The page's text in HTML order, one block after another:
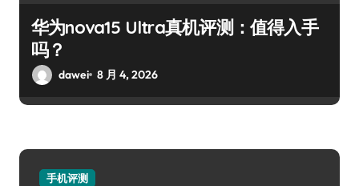
华为nova15 Ultra真机评测：值得入手
吗？
dawei 8 月 4, 2026
手机评测